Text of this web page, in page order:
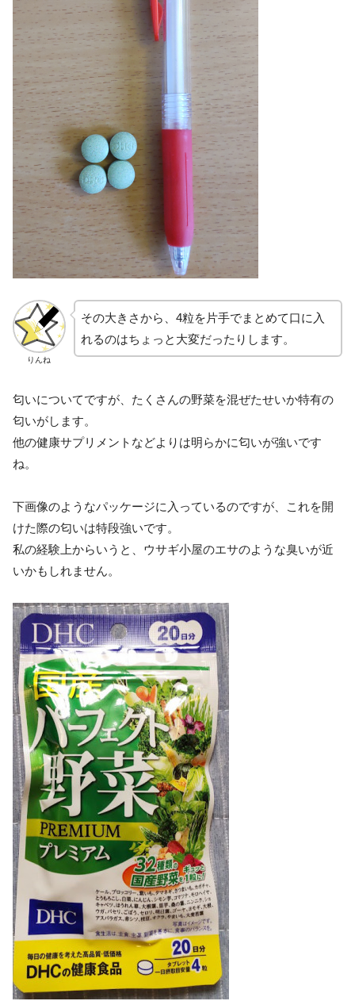
りんね
その大きさから、4粒を片手でまとめて口に入
れるのはちょっと大変だったりします。
匂いについてですが、たくさんの野菜を混ぜたせいか特有の
匂いがします。
他の健康サプリメントなどよりは明らかに匂いが強いです
ね。
下画像のようなパッケージに入っているのですが、これを開
けた際の匂いは特段強いです。
私の経験上からいうと、ウサギ小屋のエサのような臭いが近
いかもしれません。